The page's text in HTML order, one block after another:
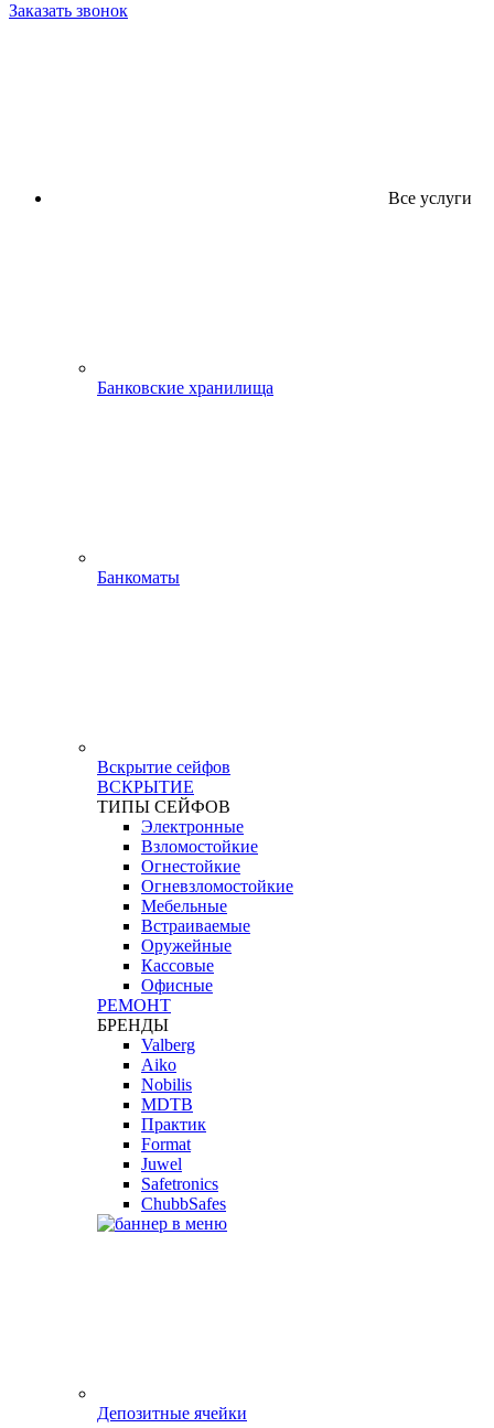
Заказать звонок
Все услуги
Банковские хранилища
Банкоматы
Вскрытие сейфов
ВСКРЫТИЕ
ТИПЫ СЕЙФОВ
Электронные
Взломостойкие
Огнестойкие
Огневзломостойкие
Мебельные
Встраиваемые
Оружейные
Кассовые
Офисные
РЕМОНТ
БРЕНДЫ
Valberg
Aiko
Nobilis
MDTB
Практик
Format
Juwel
Safetronics
ChubbSafes
Депозитные ячейки